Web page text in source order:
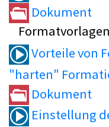
Dokument
Vorteile von
"harten"
Dokument
Einstellung